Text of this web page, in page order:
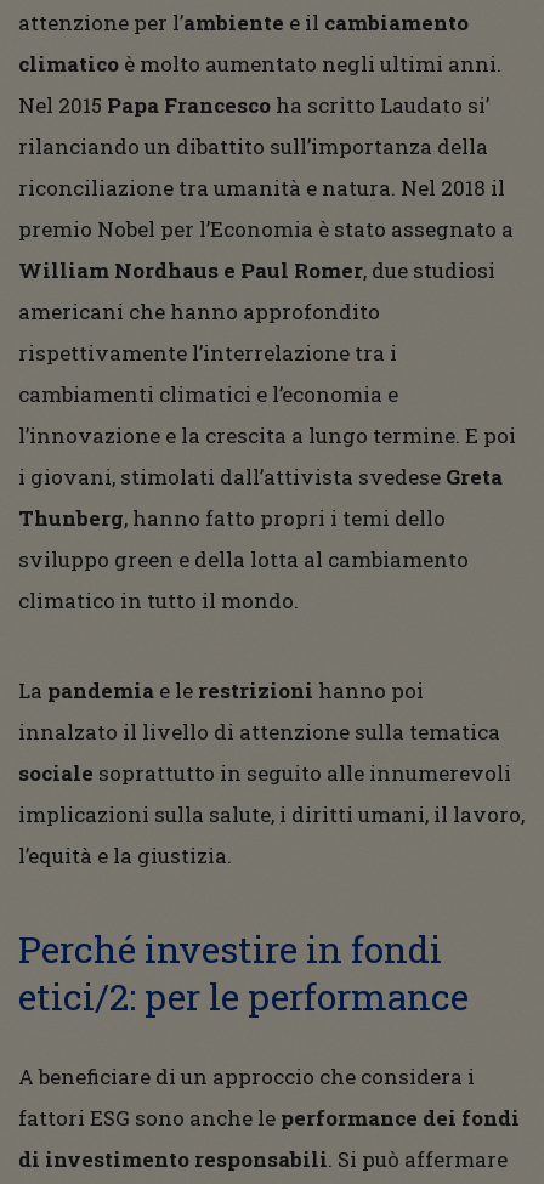
attenzione per l’ambiente e il cambiamento
climatico è molto aumentato negli ultimi anni.
Nel 2015 Papa Francesco ha scritto Laudato si’
rilanciando un dibattito sull’importanza della
riconciliazione tra umanità e natura. Nel 2018 il
premio Nobel per l’Economia è stato assegnato a
William Nordhaus e Paul Romer, due studiosi
americani che hanno approfondito
rispettivamente l’interrelazione tra i
cambiamenti climatici e l’economia e
l’innovazione e la crescita a lungo termine. E poi
i giovani, stimolati dall’attivista svedese Greta
Thunberg, hanno fatto propri i temi dello
sviluppo green e della lotta al cambiamento
climatico in tutto il mondo.
La pandemia e le restrizioni hanno poi
innalzato il livello di attenzione sulla tematica
sociale soprattutto in seguito alle innumerevoli
implicazioni sulla salute, i diritti umani, il lavoro,
l’equità e la giustizia.
Perché investire in fondi
etici/2: per le performance
A beneficiare di un approccio che considera i
fattori ESG sono anche le performance dei fondi
di investimento responsabili. Si può affermare